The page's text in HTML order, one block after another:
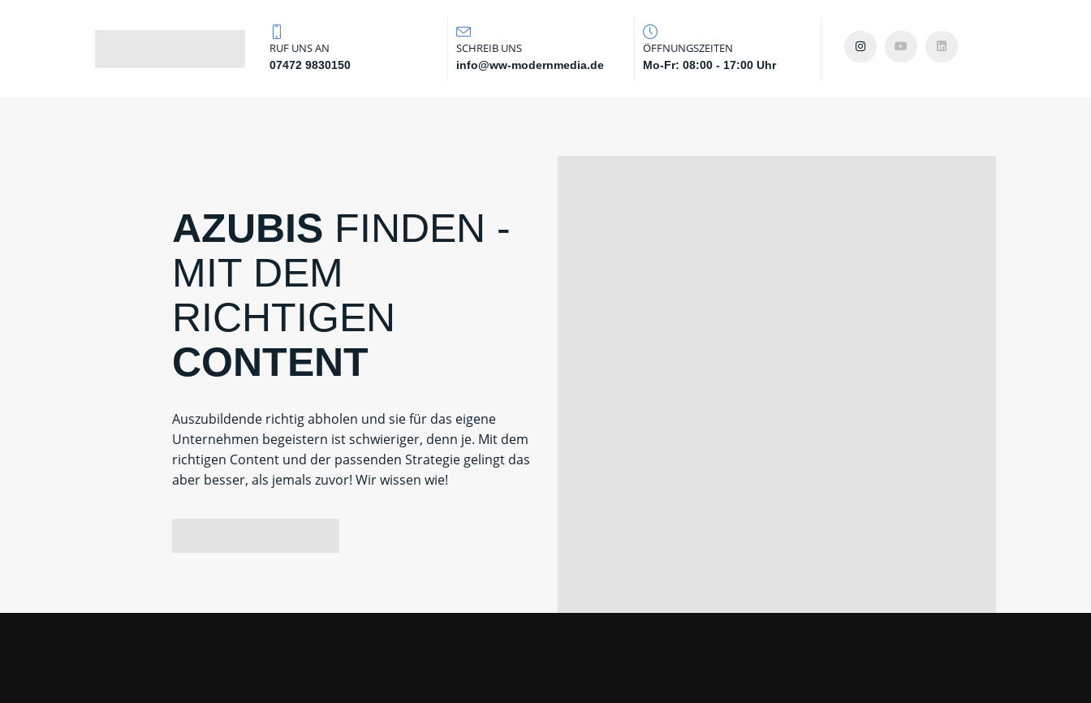
RUF UNS AN
07472 9830150
SCHREIB UNS
info@ww-modernmedia.de
ÖFFNUNGSZEITEN
Mo-Fr: 08:00 - 17:00 Uhr
AZUBIS FINDEN -
MIT DEM
RICHTIGEN
CONTENT
Auszubildende richtig abholen und sie für das eigene
Unternehmen begeistern ist schwieriger, denn je. Mit dem
richtigen Content und der passenden Strategie gelingt das
aber besser, als jemals zuvor! Wir wissen wie!